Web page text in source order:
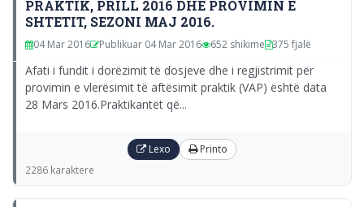
PRAKTIK, PRILL 2016 DHE PROVIMIN E
SHTETIT, SEZONI MAJ 2016.
04 Mar 2016 Publikuar 04 Mar 2016 652 shikime 375 fjalë
Afati i fundit i dorëzimit të dosjeve dhe i regjistrimit për
provimin e vlerësimit të aftësimit praktik (VAP) është data
28 Mars 2016.Praktikantët që...
Lexo Printo
2286 karaktere